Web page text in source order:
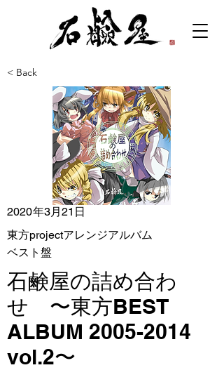
< Back
2020年3月21日
東方projectアレンジアルバム
ベスト盤
石鹸屋の詰め合わ
せ 〜東方BEST
ALBUM 2005-2014
vol.2〜